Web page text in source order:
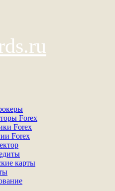
Forex
Forex
Forex
карты